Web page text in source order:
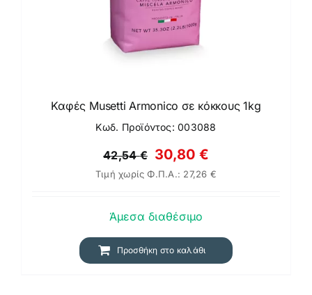
Καφές Musetti Armonico σε κόκκους 1kg
Κωδ. Προϊόντος: 003088
42,54€ Original
price
42,54 €.
30,80 €Η
τρέχουσα
30,80 €.
Τιμή χωρίς Φ.Π.Α.: 27,26 €
Άμεσα διαθέσιμο
Προσθήκη στο καλάθι